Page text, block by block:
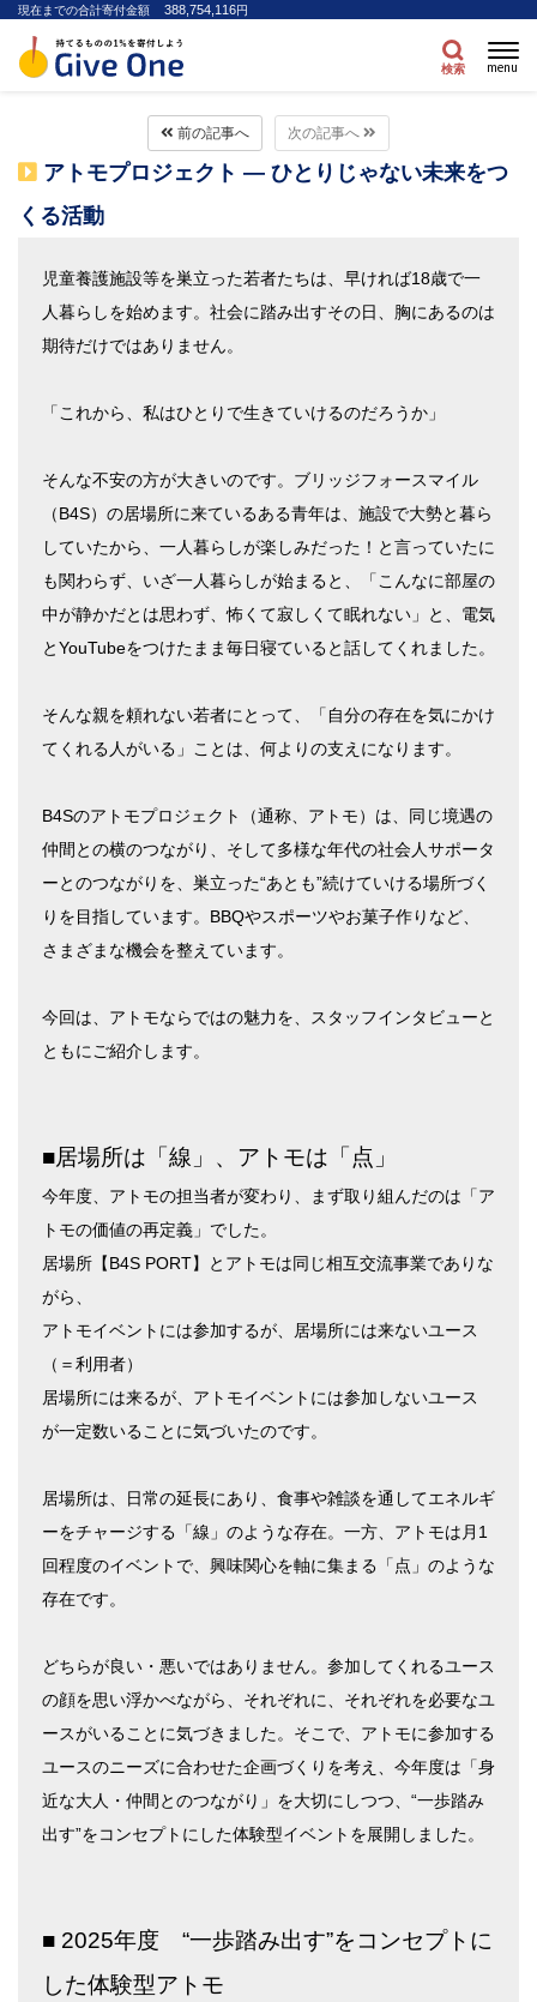
現在までの合計寄付金額 388,754,116円
検索 menu
前の記事へ 次の記事へ
アトモプロジェクト ― ひとりじゃない未来をつ
くる活動
児童養護施設等を巣立った若者たちは、早ければ18歳で一
人暮らしを始めます。社会に踏み出すその日、胸にあるのは
期待だけではありません。
「これから、私はひとりで生きていけるのだろうか」
そんな不安の方が大きいのです。ブリッジフォースマイル
（B4S）の居場所に来ているある青年は、施設で大勢と暮ら
していたから、一人暮らしが楽しみだった！と言っていたに
も関わらず、いざ一人暮らしが始まると、「こんなに部屋の
中が静かだとは思わず、怖くて寂しくて眠れない」と、電気
とYouTubeをつけたまま毎日寝ていると話してくれました。
そんな親を頼れない若者にとって、「自分の存在を気にかけ
てくれる人がいる」ことは、何よりの支えになります。
B4Sのアトモプロジェクト（通称、アトモ）は、同じ境遇の
仲間との横のつながり、そして多様な年代の社会人サポータ
ーとのつながりを、巣立った“あとも”続けていける場所づく
りを目指しています。BBQやスポーツやお菓子作りなど、
さまざまな機会を整えています。
今回は、アトモならではの魅力を、スタッフインタビューと
ともにご紹介します。
■居場所は「線」、アトモは「点」
今年度、アトモの担当者が変わり、まず取り組んだのは「ア
トモの価値の再定義」でした。
居場所【B4S PORT】とアトモは同じ相互交流事業でありな
がら、
アトモイベントには参加するが、居場所には来ないユース
（＝利用者）
居場所には来るが、アトモイベントには参加しないユース
が一定数いることに気づいたのです。
居場所は、日常の延長にあり、食事や雑談を通してエネルギ
ーをチャージする「線」のような存在。一方、アトモは月1
回程度のイベントで、興味関心を軸に集まる「点」のような
存在です。
どちらが良い・悪いではありません。参加してくれるユース
の顔を思い浮かべながら、それぞれに、それぞれを必要なユ
ースがいることに気づきました。そこで、アトモに参加する
ユースのニーズに合わせた企画づくりを考え、今年度は「身
近な大人・仲間とのつながり」を大切にしつつ、“一歩踏み
出す”をコンセプトにした体験型イベントを展開しました。
■ 2025年度 “一歩踏み出す”をコンセプトに
した体験型アトモ